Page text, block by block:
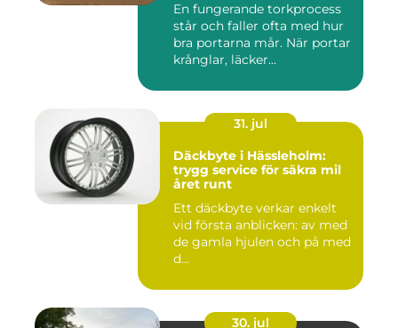
En fungerande torkprocess
står och faller ofta med hur
bra portarna mår. När portar
krånglar, läcker...
31. jul
Däckbyte i Hässleholm:
trygg service för säkra mil
året runt
Ett däckbyte verkar enkelt
vid första anblicken: av med
de gamla hjulen och på med
d...
30. jul